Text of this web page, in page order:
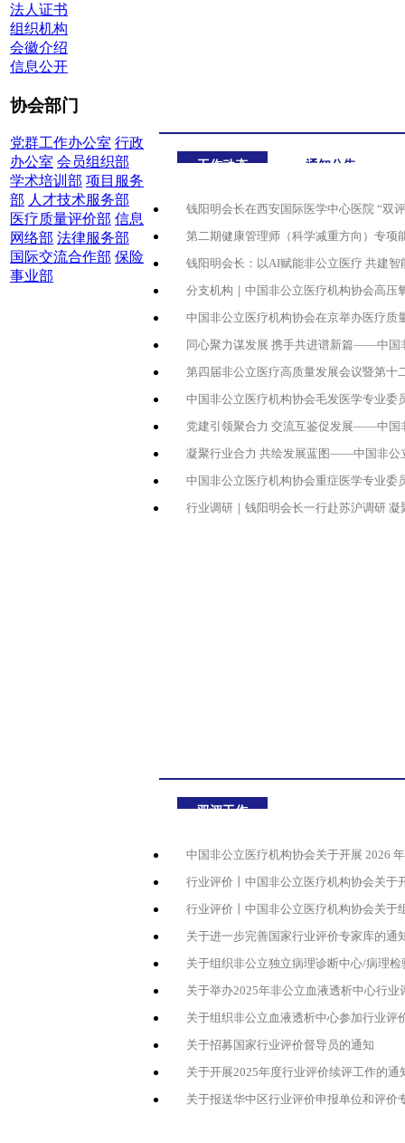
法人证书
组织机构
会徽介绍
信息公开
协会部门
党群工作办公室 行政
办公室 会员组织部
学术培训部 项目服务
部 人才技术服务部
医疗质量评价部 信息
网络部 法律服务部
国际交流合作部 保险
事业部
工作动态 通知公告
钱阳明会长在西安国际医学中心医院 “双
第二期健康管理师（科学减重方向）专项
钱阳明会长：以AI赋能非公立医疗 共建
分支机构｜中国非公立医疗机构协会高压
中国非公立医疗机构协会在京举办医疗质
同心聚力谋发展 携手共进谱新篇——中国
第四届非公立医疗高质量发展会议暨第十
中国非公立医疗机构协会毛发医学专业委
党建引领聚合力 交流互鉴促发展——中国
凝聚行业合力 共绘发展蓝图——中国非公
中国非公立医疗机构协会重症医学专业委
行业调研｜钱阳明会长一行赴苏沪调研
双评工作
中国非公立医疗机构协会关于开展 2026
行业评价丨中国非公立医疗机构协会关于
行业评价丨中国非公立医疗机构协会关于
关于进一步完善国家行业评价专家库的通
关于组织非公立独立病理诊断中心/病理
关于举办2025年非公立血液透析中心行业
关于组织非公立血液透析中心参加行业评
关于招募国家行业评价督导员的通知
关于开展2025年度行业评价续评工作的通
关于报送华中区行业评价申报单位和评价